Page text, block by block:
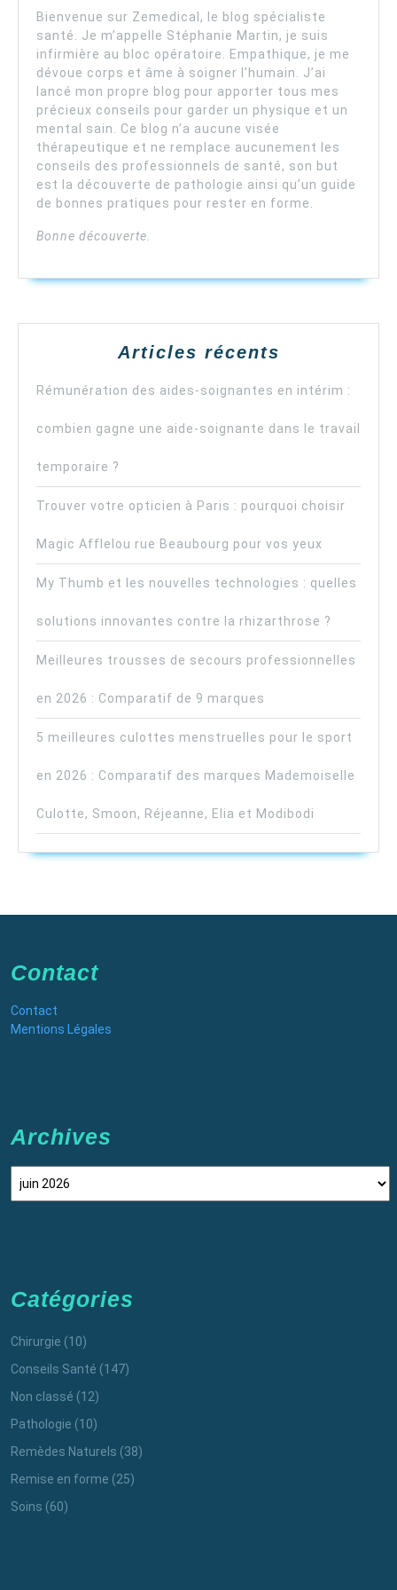
Bienvenue sur Zemedical, le blog spécialiste
santé. Je m’appelle Stéphanie Martin, je suis
infirmière au bloc opératoire. Empathique, je me
dévoue corps et âme à soigner l’humain. J’ai
lancé mon propre blog pour apporter tous mes
précieux conseils pour garder un physique et un
mental sain. Ce blog n’a aucune visée
thérapeutique et ne remplace aucunement les
conseils des professionnels de santé, son but
est la découverte de pathologie ainsi qu’un guide
de bonnes pratiques pour rester en forme.
Bonne découverte.
Articles récents
Rémunération des aides-soignantes en intérim :
combien gagne une aide-soignante dans le travail
temporaire ?
Trouver votre opticien à Paris : pourquoi choisir
Magic Afflelou rue Beaubourg pour vos yeux
My Thumb et les nouvelles technologies : quelles
solutions innovantes contre la rhizarthrose ?
Meilleures trousses de secours professionnelles
en 2026 : Comparatif de 9 marques
5 meilleures culottes menstruelles pour le sport
en 2026 : Comparatif des marques Mademoiselle
Culotte, Smoon, Réjeanne, Elia et Modibodi
Contact
Contact
Mentions Légales
Archives
Catégories
Chirurgie (10)
Conseils Santé (147)
Non classé (12)
Pathologie (10)
Remèdes Naturels (38)
Remise en forme (25)
Soins (60)